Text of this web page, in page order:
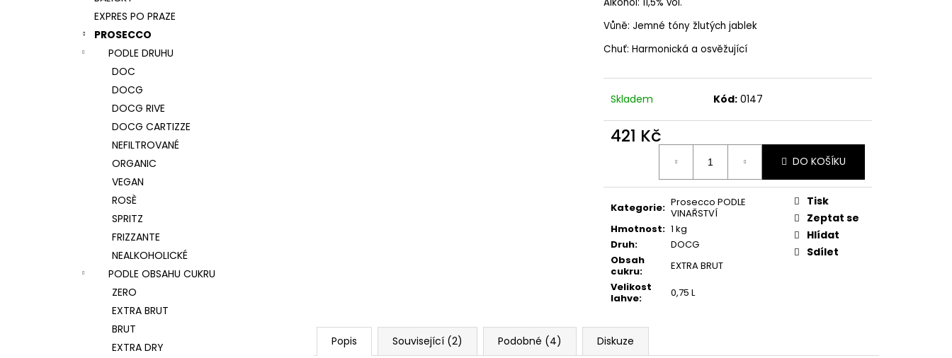
EXPRES PO PRAZE
PROSECCO
PODLE DRUHU
DOC
DOCG
DOCG RIVE
DOCG CARTIZZE
NEFILTROVANÉ
ORGANIC
VEGAN
ROSÈ
SPRITZ
FRIZZANTE
NEALKOHOLICKÉ
PODLE OBSAHU CUKRU
ZERO
EXTRA BRUT
BRUT
EXTRA DRY
Vůně: Jemné tóny žlutých jablek
Chuť: Harmonická a osvěžující
Skladem Kód: 0147
421 Kč
DO KOŠÍKU
Kategorie: Prosecco PODLE
VINAŘSTVÍ
Hmotnost: 1 kg
Druh:
DOCG
Obsah
cukru:
EXTRA BRUT
Velikost
lahve: 0,75 L
Tisk
Zeptat se
Hlídat
Sdílet
Popis Související (2) Podobné (4) Diskuze
CORVEZZO SHAKE ME, COL FONDO,
ROSÉ, DOC
262 Kč
DOPO LAVORO ROSSO, BIO